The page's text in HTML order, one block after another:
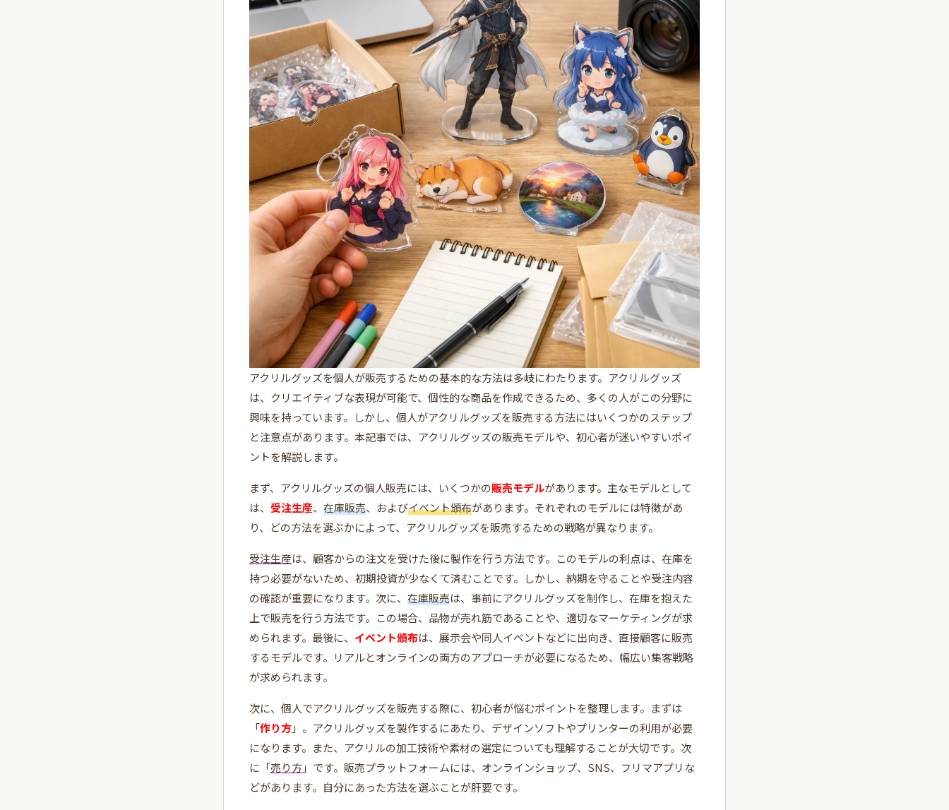
アクリルグッズを個人が販売するための基本的な方法は多岐にわたります。アクリルグッズ
は、クリエイティブな表現が可能で、個性的な商品を作成できるため、多くの人がこの分野に
興味を持っています。しかし、個人がアクリルグッズを販売する方法にはいくつかのステップ
と注意点があります。本記事では、アクリルグッズの販売モデルや、初心者が迷いやすいポイ
ントを解説します。
まず、アクリルグッズの個人販売には、いくつかの販売モデルがあります。主なモデルとして
は、 受注生産、 在庫販売、およびイベント頒布があります。それぞれのモデルには特徴があ
り、どの方法を選ぶかによって、アクリルグッズを販売するための戦略が異なります。
受注生産は、顧客からの注文を受けた後に製作を行う方法です。このモデルの利点は、在庫を
持つ必要がないため、初期投資が少なくて済むことです。しかし、納期を守ることや受注内容
の確認が重要になります。次に、 在庫販売は、事前にアクリルグッズを制作し、在庫を抱えた
上で販売を行う方法です。この場合、品物が売れ筋であることや、適切なマーケティングが求
められます。最後に、 イベント頒布は、展示会や同人イベントなどに出向き、直接顧客に販売
するモデルです。リアルとオンラインの両方のアプローチが必要になるため、幅広い集客戦略
が求められます。
次に、個人でアクリルグッズを販売する際に、初心者が悩むポイントを整理します。まずは
「作り方」。アクリルグッズを製作するにあたり、デザインソフトやプリンターの利用が必要
になります。また、アクリルの加工技術や素材の選定についても理解することが大切です。次
に「売り方」です。販売プラットフォームには、オンラインショップ、SNS、フリマアプリな
どがあります。自分にあった方法を選ぶことが肝要です。